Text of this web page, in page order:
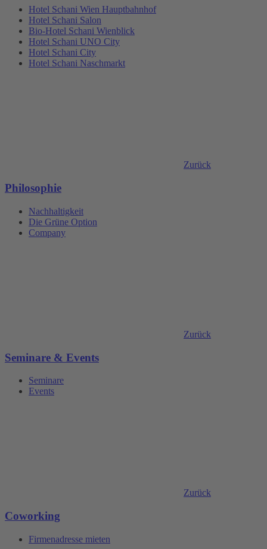
Hotel Schani Wien Hauptbahnhof
Hotel Schani Salon
Bio-Hotel Schani Wienblick
Hotel Schani UNO City
Hotel Schani City
Hotel Schani Naschmarkt
Zurück
Philosophie
Nachhaltigkeit
Die Grüne Option
Company
Zurück
Seminare & Events
Seminare
Events
Zurück
Coworking
Firmenadresse mieten